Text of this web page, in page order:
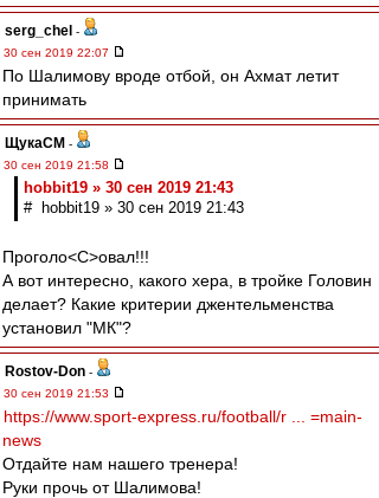
serg_chel -
30 сен 2019 22:07
По Шалимову вроде отбой, он Ахмат летит
принимать
ЩукаСМ -
30 сен 2019 21:58
hobbit19 » 30 сен 2019 21:43
# hobbit19 » 30 сен 2019 21:43
Проголо<C>овал!!!
А вот интересно, какого хера, в тройке Головин
делает? Какие критерии джентельменства
установил "МК"?
Rostov-Don -
30 сен 2019 21:53
https://www.sport-express.ru/football/r ... =main-
news
Отдайте нам нашего тренера!
Руки прочь от Шалимова!